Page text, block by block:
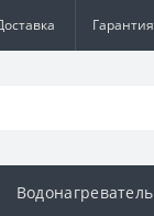
Гарантия
Водонагреватель